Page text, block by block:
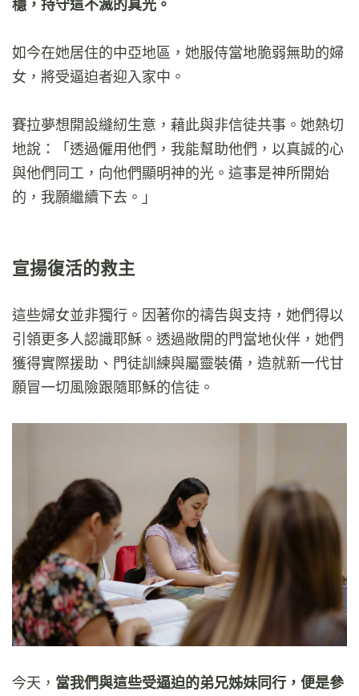
如今在她居住的中亞地區，她服侍當地脆弱無助的婦
女，將受逼迫者迎入家中。
賽拉夢想開設縫紉生意，藉此與非信徒共事。她熱切
地說：「透過僱用他們，我能幫助他們，以真誠的心
與他們同工，向他們顯明神的光。這事是神所開始
的，我願繼續下去。」
宣揚復活的救主
這些婦女並非獨行。因著你的禱告與支持，她們得以
引領更多人認識耶穌。透過敞開的門當地伙伴，她們
獲得實際援助、門徒訓練與屬靈裝備，造就新一代甘
願冒一切風險跟隨耶穌的信徒。
今天， 當我們與這些受逼迫的弟兄姊妹同行，便是參